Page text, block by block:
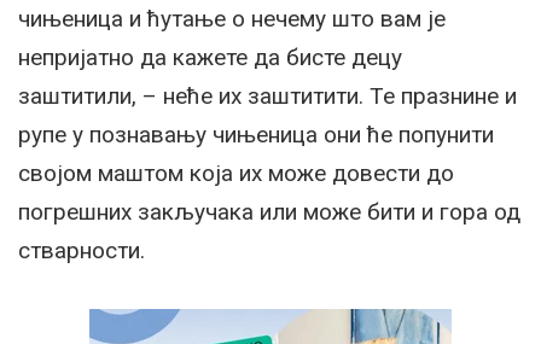
чињеница и ћутање о нечему што вам је
непријатно да кажете да бисте децу
заштитили, – неће их заштитити. Те празнине и
рупе у познавању чињеница они ће попунити
својом маштом која их може довести до
погрешних закључака или може бити и гора од
стварности.